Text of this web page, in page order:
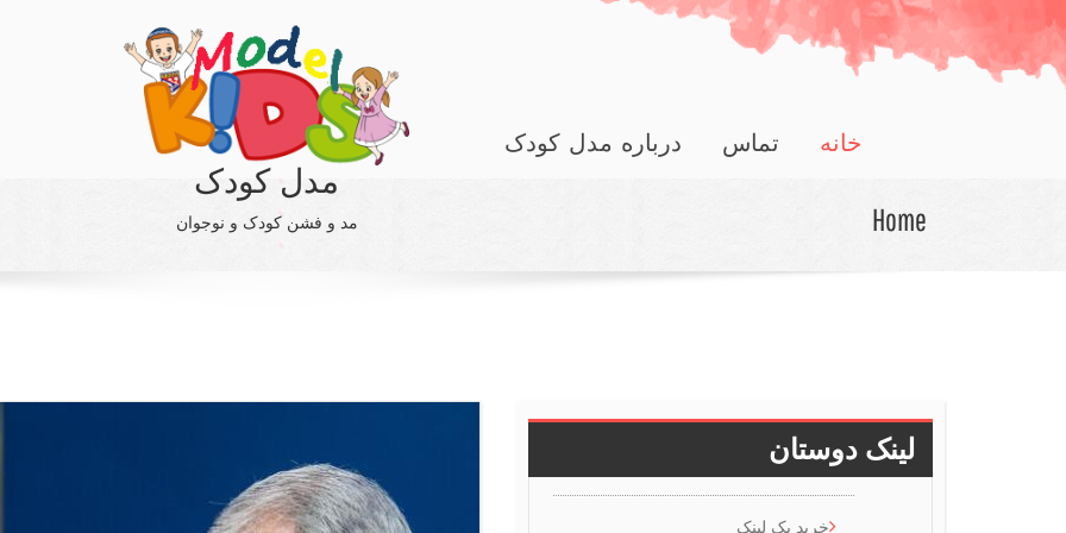
مدل کودک
مد و فشن کودک و نوجوان
خانه تماس درباره مدل کودک
Home
لینک دوستان
خرید بک لینک